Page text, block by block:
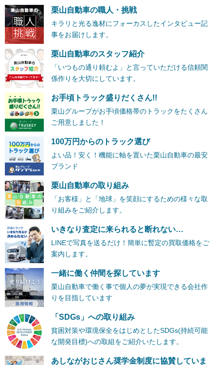
栗山自動車の職人・挑戦
キラリと光る逸材にフォーカスしたインタビュー記
事をお届けします。
栗山自動車のスタッフ紹介
「いつもの通り頼むよ」と言っていただける信頼関
係作りを大切にしています。
お手頃トラック盛りだくさん!!
栗山グループがお手頃価格帯のトラックをたくさん
ご用意しました！
100万円からのトラック選び
よい品！安く！機能に軸を置いた栗山自動車の最安
ブランド
栗山自動車の取り組み
「お客様」と「地球」を笑顔にするための様々な取
り組みをご紹介します。
いきなり査定に来られると断れない…
LINEで写真を送るだけ！簡単に暫定の買取価格をご
案内します。
一緒に働く仲間を探しています
栗山自動車で働く事で個人の夢が実現できる会社作
りを目指しています
「SDGs」への取り組み
貧困対策や環境保全をはじめとしたSDGs(持続可能
な開発目標)への取組をご紹介いたします。
あしながおじさん奨学金制度に協賛していま